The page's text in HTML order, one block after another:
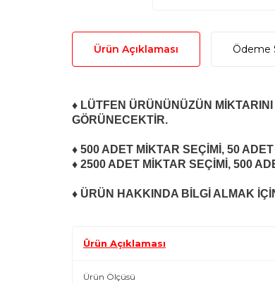
Ürün Açıklaması Ödeme
♦ LÜTFEN ÜRÜNÜNÜZÜN
GÖRÜNECEKTİR.
♦ 500 ADET MİKTAR SEÇİMİ, 50 ADET
♦ 2500 ADET MİKTAR SEÇİMİ , 500
♦ ÜRÜN HAKKINDA BİLGİ ALMAK
Ürün Açıklaması
Ürün Ölçüsü